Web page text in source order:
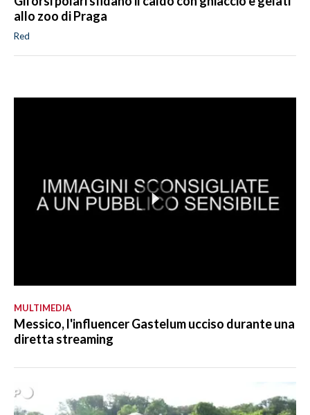
allo zoo di Praga
Red
MULTIMEDIA
Messico, l'influencer Gastelum ucciso durante una
diretta streaming